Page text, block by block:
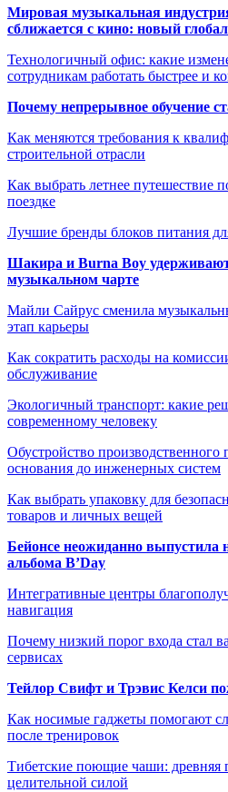
Мировая музыкальная
сближается с кино: новый
Технологичный офис: какие
сотрудникам работать быстрее и
Почему непрерывное обучение
Как меняются требования к
строительной отрасли
Как выбрать летнее путешествие
поездке
Лучшие бренды блоков питания
Шакира и Burna Boy
музыкальном чарте
Майли Сайрус сменила
этап карьеры
Как сократить расходы на
обслуживание
Экологичный транспорт: какие
современному человеку
Обустройство
основания до инженерных систем
Как выбрать упаковку для
товаров и личных вещей
Бейонсе неожиданно
альбома B’Day
Интегративные центры
навигация
Почему низкий порог входа стал
сервисах
Тейлор Свифт и Трэвис Келси
Как носимые гаджеты помогают
после тренировок
Тибетские поющие чаши: древняя
целительной силой